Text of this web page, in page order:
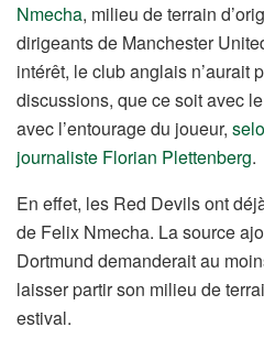
Nmecha, milieu de terrain
dirigeants de Manchester
intérêt, le club anglais n’aurait
discussions, que ce soit avec
avec l’entourage du joueur,
journaliste Florian Plettenberg.
En effet, les Red Devils ont
de Felix Nmecha. La source
Dortmund demanderait au
laisser partir son milieu de
estival.